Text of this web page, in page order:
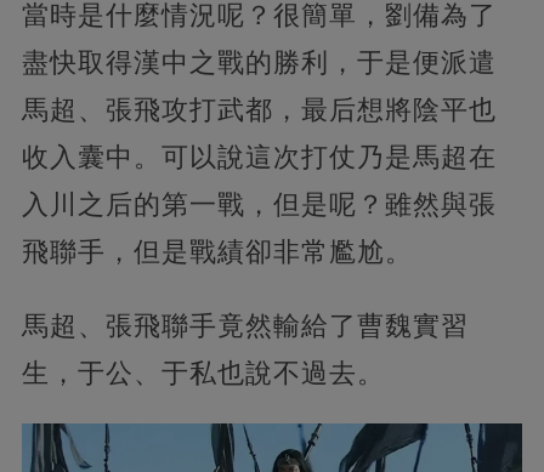
當時是什麼情況呢？很簡單，劉備為了
盡快取得漢中之戰的勝利，于是便派遣
馬超、張飛攻打武都，最后想將陰平也
收入囊中。可以說這次打仗乃是馬超在
入川之后的第一戰，但是呢？雖然與張
飛聯手，但是戰績卻非常尷尬。
馬超、張飛聯手竟然輸給了曹魏實習
生，于公、于私也說不過去。